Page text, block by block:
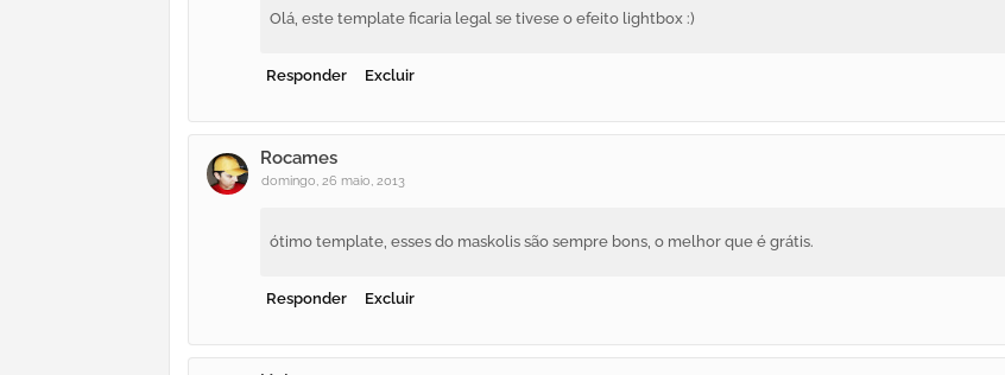
Olá, este template ficaria legal se tivese o efeito lightbox :)
Responder Excluir
Rocames
domingo, 26 maio, 2013
ótimo template, esses do maskolis são sempre bons, o melhor que é grátis.
Responder Excluir